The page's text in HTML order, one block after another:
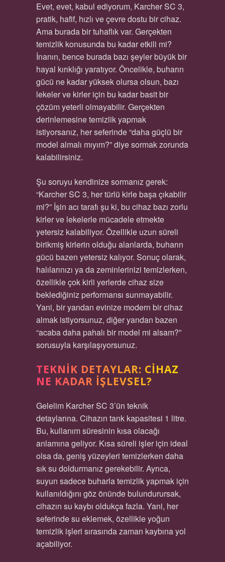
Evet, evet, kabul ediyorum, Karcher SC 3,
pratik, hafif, hızlı ve çevre dostu bir cihaz.
Ama burada bir tuhaflık var. Gerçekten
temizlik konusunda bu kadar etkili mi?
İnanın, bence burada bazı şeyler büyük bir
hayal kırıklığı yaratıyor. Öncelikle, buharın
gücü ne kadar yüksek olursa olsun, bazı
lekeler ve kirler için bu kadar basit bir
çözüm yeterli olmayabilir. Gerçekten
derinlemesine temizlik yapmak
istiyorsanız, her seferinde “daha güçlü bir
model almalı mıyım?” diye sormak zorunda
kalabilirsiniz.
Şu soruyu kendinize sormanız gerek:
“Karcher SC 3, her türlü kirle başa çıkabilir
mi?” İşin acı tarafı şu ki, bu cihaz bazı zorlu
kirler ve lekelerle mücadele etmekte
yetersiz kalabiliyor. Özellikle uzun süreli
birikmiş kirlerin olduğu alanlarda, buharın
gücü bazen yetersiz kalıyor. Sonuç olarak,
halılarınızı ya da zeminlerinizi temizlerken,
özellikle çok kirli yerlerde cihaz size
beklediğiniz performansı sunmayabilir.
Yani, bir yandan evinize modern bir cihaz
almak istiyorsunuz, diğer yandan bazen
“acaba daha pahalı bir model mi alsam?”
sorusuyla karşılaşıyorsunuz.
TEKNIK DETAYLAR: CIHAZ
NE KADAR İŞLEVSEL?
Gelelim Karcher SC 3’ün teknik
detaylarına. Cihazın tank kapasitesi 1 litre.
Bu, kullanım süresinin kısa olacağı
anlamına geliyor. Kısa süreli işler için ideal
olsa da, geniş yüzeyleri temizlerken daha
sık su doldurmanız gerekebilir. Ayrıca,
suyun sadece buharla temizlik yapmak için
kullanıldığını göz önünde bulundurursak,
cihazın su kaybı oldukça fazla. Yani, her
seferinde su eklemek, özellikle yoğun
temizlik işleri sırasında zaman kaybına yol
açabiliyor.